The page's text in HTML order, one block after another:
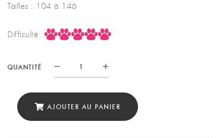
Tailles : 104 à 146
Difficulté :
QUANTITÉ Quantité
AJOUTER AU PANIER